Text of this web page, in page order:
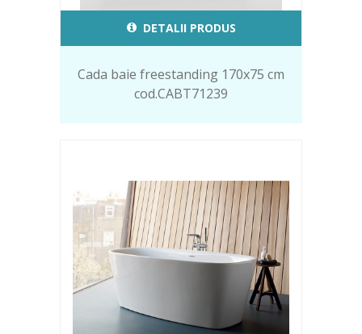
DETALII PRODUS
Cada baie freestanding 170x75 cm
cod.CABT71239